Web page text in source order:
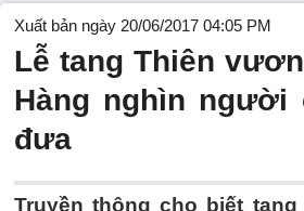
Xuất bản ngày 20/06/2017 04:05 PM
Lễ tang Thiên
Hàng nghìn người
đưa
Truyền thông cho biết